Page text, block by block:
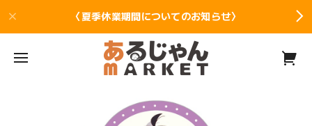
〈夏季休業期間についてのお知らせ〉